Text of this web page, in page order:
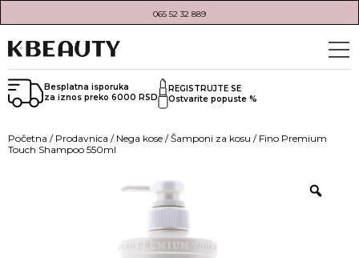
065 52 32 889
Besplatna isporuka
za iznos preko 6000 RSD
REGISTRUJTE SE
Ostvarite popuste %
Početna / Prodavnica / Nega kose /Šamponi za kosu / Fino Premium
Touch Shampoo 550ml